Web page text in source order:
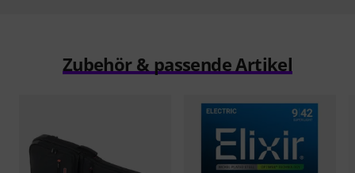
Zubehör & passende Artikel